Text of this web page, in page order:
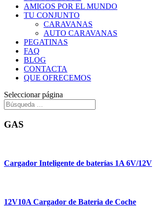
AMIGOS POR EL MUNDO
TU CONJUNTO
CARAVANAS
AUTO CARAVANAS
PEGATINAS
FAQ
BLOG
CONTACTA
QUE OFRECEMOS
Seleccionar página
GAS
Cargador Inteligente de baterías 1A 6V/12V
12V10A Cargador de Bateria de Coche